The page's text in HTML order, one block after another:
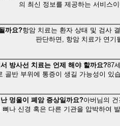
의 최신 정보를 제공하는 서비스
까요?항암 치료는 환자 상태 및 검사
판단하면, 항암 치료가 연기
방사선 치료는 언제 해야 할까요?87
골반 부위에 통증이 생길 가능성이 있
멍울이 폐암 증상일까요?아버님의
뼈나 신경 혹은 다른 기관을 압박하여